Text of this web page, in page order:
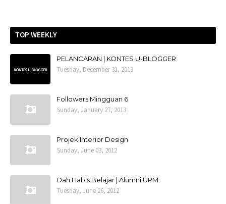
TOP WEEKLY
PELANCARAN | KONTES U-BLOGGER
Tuesday, December 31, 2013
Followers Mingguan 6
Sunday, January 27, 2013
Projek Interior Design
Sunday, June 03, 2012
Dah Habis Belajar | Alumni UPM
Tuesday, June 26, 2012